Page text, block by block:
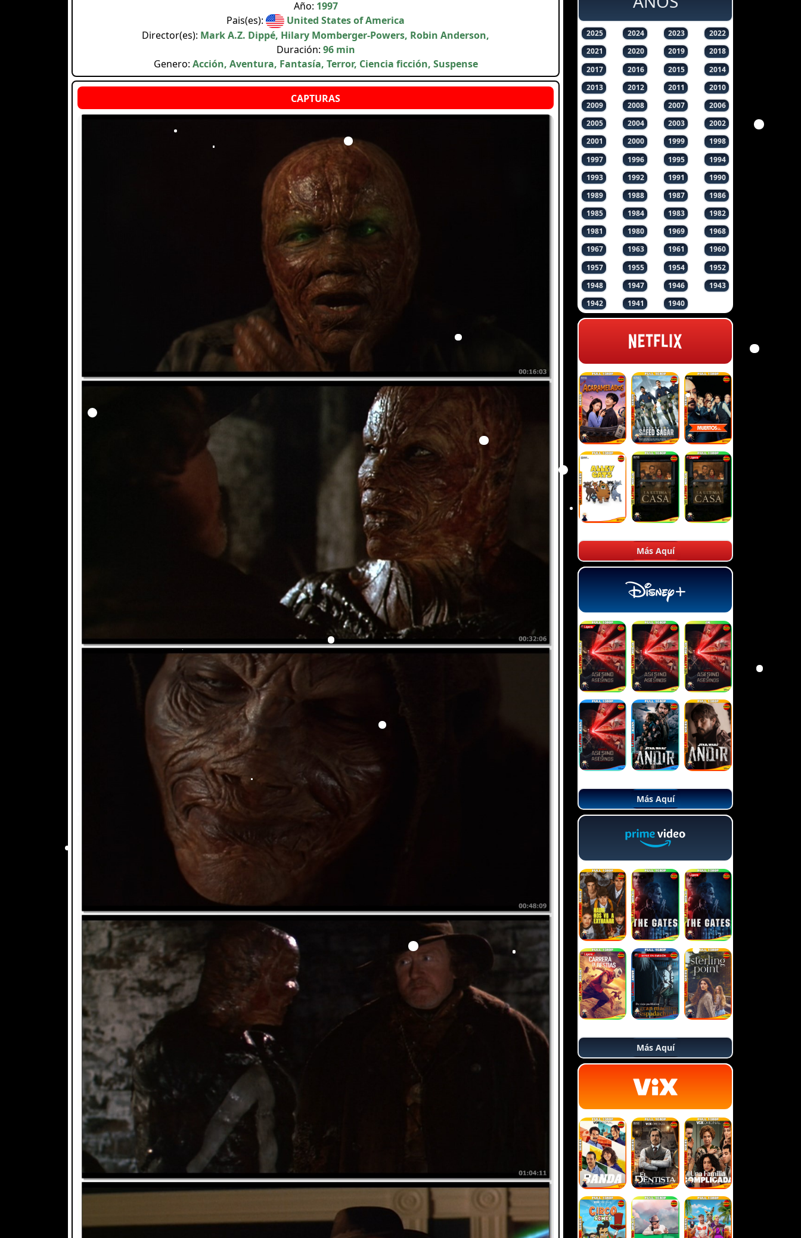
Año: 1997
Pais(es):
United States of America
Director(es): Mark A.Z. Dippé, Hilary Momberger-Powers, Robin Anderson,
Duración: 96 min
Genero: Acción, Aventura, Fantasía, Terror, Ciencia ficción, Suspense
2025 2024 2023
2022
2021
2020 2019
2018
2017
2016 2015
2014
2013
2012 2011
2010
2009
2008 2007
2006
2005
2004 2003
2002
2001
2000 1999
1998
1997
1996 1995
1994
1993
1992 1991
1990
1989
1988 1987
1986
1985
1984 1983
1982
1981
1980 1969
1968
1967
1963 1961
1960
1957
1955 1954
1952
1948
1947 1946
1943
1942
1941 1940
Más Aquí
Más Aquí
Más Aquí